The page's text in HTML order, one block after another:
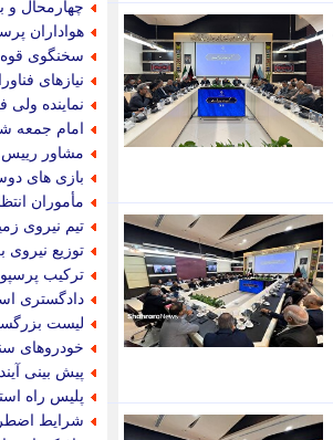
چهارمحال و
هواداران
سخنگوی قوه
نیازهای
نماینده ولی
امام جمعه
مشاور رییس
بازی های
مأموران
تیم نیروی
توزیع نیروی
ترکیب
دادگستری
لیست
خودروهای
پیش بینی
پلیس راه
شرایط